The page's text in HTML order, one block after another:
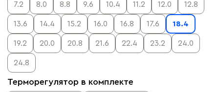
7.2 8.0 8.8 9.6 10.4 11.2 12.0 12.8
13.6 14.4 15.2 16.0 16.8 17.6 18.4
19.2 20.0 20.8 21.6 22.4 23.2 24.0
24.8
Терморегулятор в комплекте